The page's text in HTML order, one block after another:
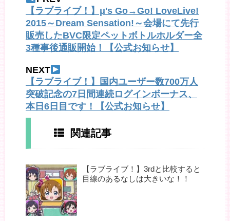
【ラブライブ！】μ's Go→Go! LoveLive!
2015～Dream Sensation!～会場にて先行
販売したBVC限定ペットボトルホルダー全
3種事後通販開始！【公式お知らせ】
NEXT
【ラブライブ！】国内ユーザー数700万人
突破記念の7日間連続ログインボーナス、
本日6日目です！【公式お知らせ】
関連記事
【ラブライブ！】3rdと比較すると
目線のあるなしは大きいな！！